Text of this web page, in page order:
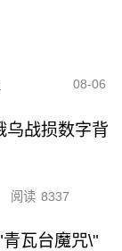
08-06
乌战损数字背
阅读 8337
瓦台魔咒\"